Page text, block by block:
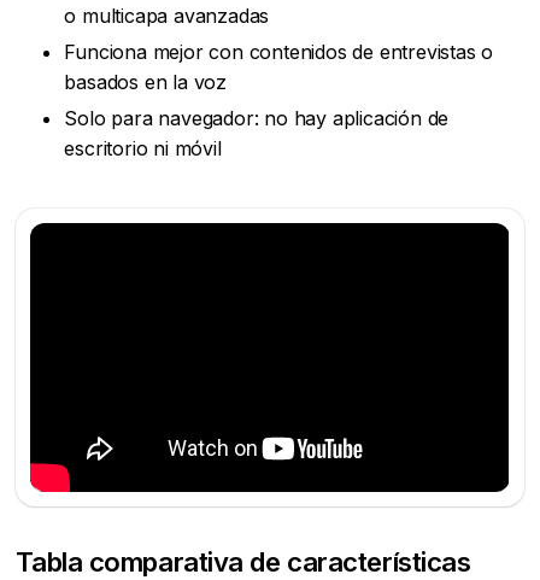
o multicapa avanzadas
Funciona mejor con contenidos de entrevistas o
basados en la voz
Solo para navegador: no hay aplicación de
escritorio ni móvil
Tabla comparativa de características